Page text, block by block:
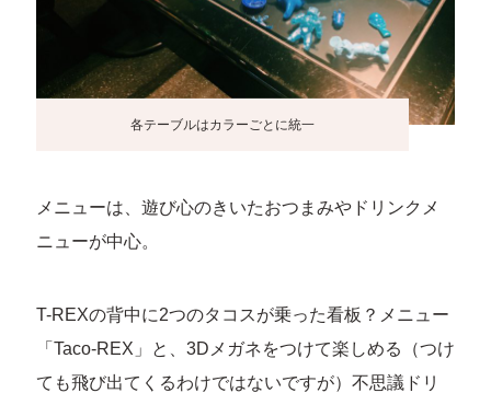
各テーブルはカラーごとに統一
メニューは、遊び心のきいたおつまみやドリンクメ
ニューが中心。
T-REXの背中に2つのタコスが乗った看板？メニュー
「Taco-REX」と、3Dメガネをつけて楽しめる（つけ
ても飛び出てくるわけではないですが）不思議ドリ